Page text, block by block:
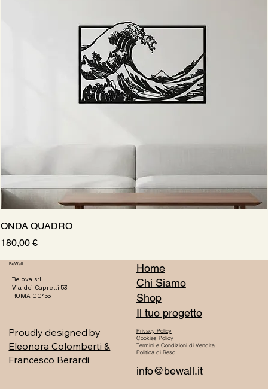
ONDA QUADRO
Prezzo
180,00 €
Proudly designed by
Eleonora Colomberti &
Francesco Berardi
BeWall
Belova srl
Via dei Capretti 53
ROMA 00155
Home
Chi Siamo
Shop
Il tuo progetto
Privacy Policy
Cookies Policy
Termini e Condizioni di Vendita
Politica di Reso
info@bewall.it